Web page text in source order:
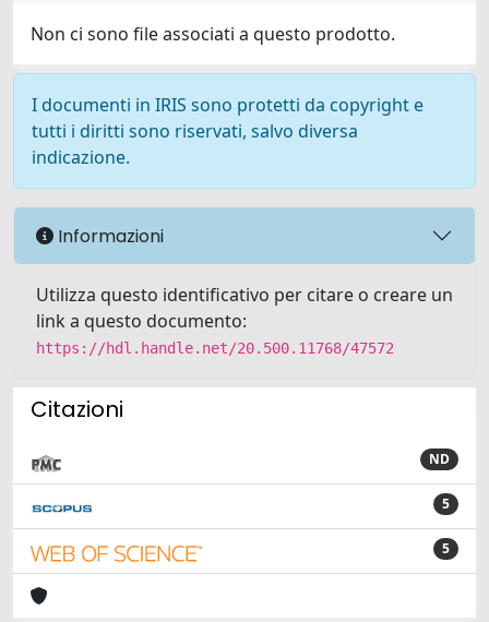
Non ci sono file associati a questo prodotto.
I documenti in IRIS sono protetti da copyright e
tutti i diritti sono riservati, salvo diversa
indicazione.
Informazioni
Utilizza questo identificativo per citare o creare un
link a questo documento:
https://hdl.handle.net/20.500.11768/47572
Citazioni
ND
5
5